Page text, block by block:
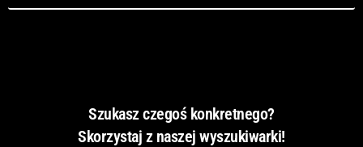
Szukasz czegoś konkretnego?
Skorzystaj z naszej wyszukiwarki!